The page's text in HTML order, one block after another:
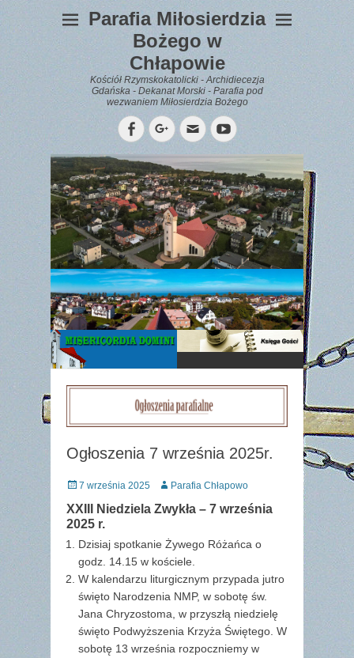
Parafia Miłosierdzia
Bożego w
Chłapowie
Kościół Rzymskokatolicki - Archidiecezja
Gdańska - Dekanat Morski - Parafia pod
wezwaniem Miłosierdzia Bożego
FacebookGoogleplus
EmailYouTube
WYPOCZYNEK
Gazetka
Parafialna
Ogłoszenia 7 września 2025r.
Posted
7 września 2025 Author
Parafia Chłapowo
XXIII Niedziela Zwykła – 7 września
2025 r.
Dzisiaj spotkanie Żywego Różańca o
godz. 14.15 w kościele.
W kalendarzu liturgicznym przypada jutro
święto Narodzenia NMP, w sobotę św.
Jana Chryzostoma, w przyszłą niedzielę
święto Podwyższenia Krzyża Świętego. W
sobotę 13 września rozpoczniemy w